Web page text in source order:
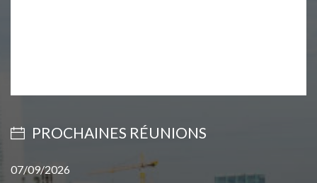
PROCHAINES RÉUNIONS
07/09/2026